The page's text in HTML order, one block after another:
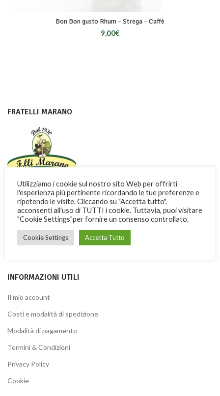
Bon Bon gusto Rhum – Strega – Caffè
9,00€
FRATELLI MARANO
Con dedizione e passione i Fratelli Marano fanno conoscere nel
mondo una dolce ricchezza di Calabria
Via Garibaldi, 3 -13 – 87032 Amantea (CS) ITALY
Telefono: + 39 0982.41277
INFORMAZIONI UTILI
Il mio account
Costi e modalità di spedizione
Modalità di pagamento
Termini & Condizioni
Privacy Policy
Cookie
Utilizziamo i cookie sul nostro sito Web per offrirti
l'esperienza più pertinente ricordando le tue preferenze e
ripetendo le visite. Cliccando su "Accetta tutto",
acconsenti all'uso di TUTTI i cookie. Tuttavia, puoi visitare
"Cookie Settings"per fornire un consenso controllato.
Cookie Settings Accetta Tutto